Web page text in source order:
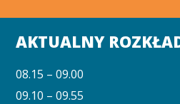
AKTUALNY
08.15 – 09.00
09.10 – 09.55